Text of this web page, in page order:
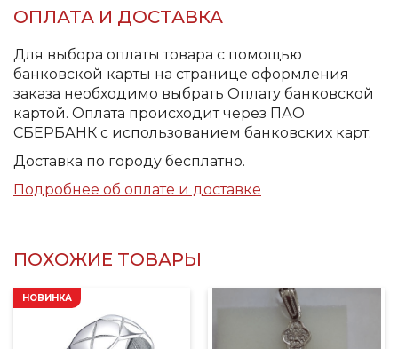
ОПЛАТА И ДОСТАВКА
Для выбора оплаты товара с помощью
банковской карты на странице оформления
заказа необходимо выбрать Оплату банковской
картой. Оплата происходит через ПАО
СБЕРБАНК с использованием банковских карт.
Доставка по городу бесплатно.
Подробнее об оплате и доставке
ПОХОЖИЕ ТОВАРЫ
НОВИНКА